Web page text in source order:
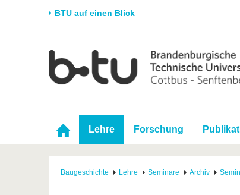
BTU auf einen Blick
Universität
Karriere & Engagement
Partnerschaften &
Strukturwandel
Forschung
Förderung
Wissenschaftlicher
Nachwuchs
Lehre Forschung
Baugeschichte Lehre Seminare Archiv